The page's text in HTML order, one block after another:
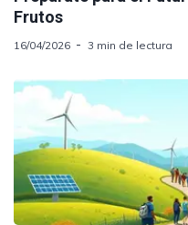
Frutos
16/04/2026 3 min de lectura